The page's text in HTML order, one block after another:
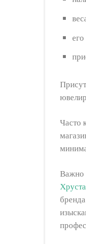
Часто
Важно